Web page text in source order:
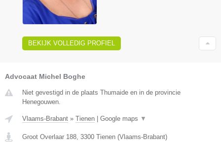
BEKIJK VOLLEDIG PROFIEL
Advocaat Michel Boghe
Niet gevestigd in de plaats Thumaide en in de provincie
Henegouwen.
Vlaams-Brabant » Tienen | Google maps ▼
Groot Overlaar 188 3300 Tienen (Vlaams-Brabant)